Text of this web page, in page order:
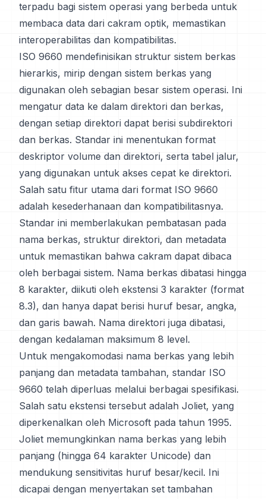
terpadu bagi sistem operasi yang berbeda untuk
membaca data dari cakram optik, memastikan
interoperabilitas dan kompatibilitas.
ISO 9660 mendefinisikan struktur sistem berkas
hierarkis, mirip dengan sistem berkas yang
digunakan oleh sebagian besar sistem operasi. Ini
mengatur data ke dalam direktori dan berkas,
dengan setiap direktori dapat berisi subdirektori
dan berkas. Standar ini menentukan format
deskriptor volume dan direktori, serta tabel jalur,
yang digunakan untuk akses cepat ke direktori.
Salah satu fitur utama dari format ISO 9660
adalah kesederhanaan dan kompatibilitasnya.
Standar ini memberlakukan pembatasan pada
nama berkas, struktur direktori, dan metadata
untuk memastikan bahwa cakram dapat dibaca
oleh berbagai sistem. Nama berkas dibatasi hingga
8 karakter, diikuti oleh ekstensi 3 karakter (format
8.3), dan hanya dapat berisi huruf besar, angka,
dan garis bawah. Nama direktori juga dibatasi,
dengan kedalaman maksimum 8 level.
Untuk mengakomodasi nama berkas yang lebih
panjang dan metadata tambahan, standar ISO
9660 telah diperluas melalui berbagai spesifikasi.
Salah satu ekstensi tersebut adalah Joliet, yang
diperkenalkan oleh Microsoft pada tahun 1995.
Joliet memungkinkan nama berkas yang lebih
panjang (hingga 64 karakter Unicode) dan
mendukung sensitivitas huruf besar/kecil. Ini
dicapai dengan menyertakan set tambahan